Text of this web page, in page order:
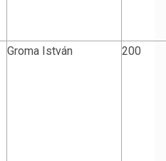
Groma István 200